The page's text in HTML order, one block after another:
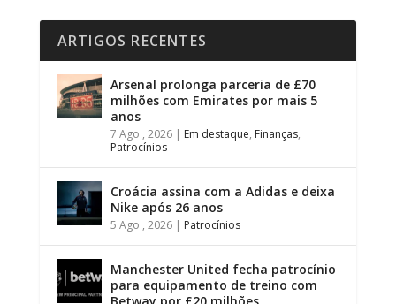
ARTIGOS RECENTES
Arsenal prolonga parceria de £70
milhões com Emirates por mais 5
anos
7 Ago , 2026| Em destaque, Finanças,
Patrocínios
Croácia assina com a Adidas e deixa
Nike após 26 anos
5 Ago , 2026| Patrocínios
Manchester United fecha patrocínio
para equipamento de treino com